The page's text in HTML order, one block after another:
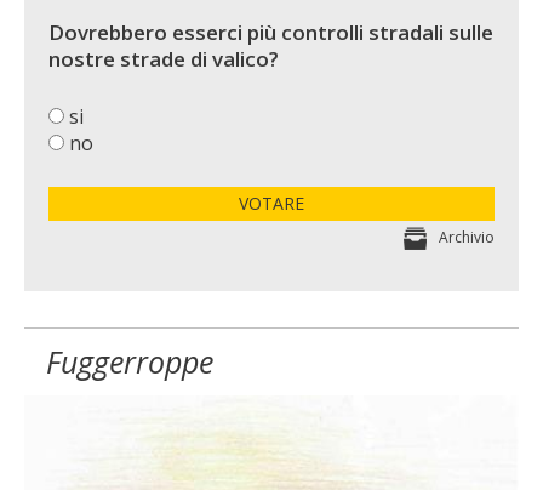
Dovrebbero esserci più controlli stradali sulle
nostre strade di valico?
si
no
VOTARE
Archivio
Fuggerroppe